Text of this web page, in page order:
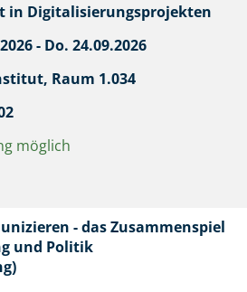
in Digitalisierungsprojekten
- Do. 24.09.2026
Raum 1.034
möglich
- das Zusammenspiel
und Politik